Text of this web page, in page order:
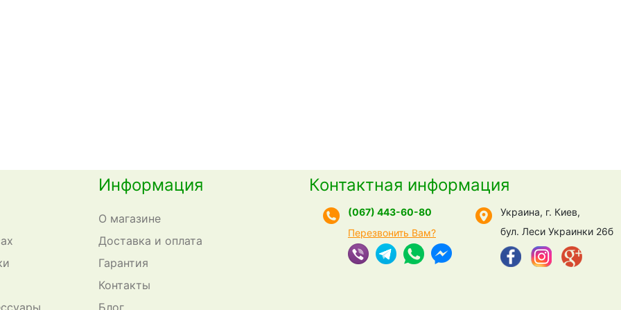
Информация
О магазине
Доставка и оплата
Гарантия
Контакты
Блог
Контактная информация
(067) 443-60-80
Перезвонить Вам?
Украина, г. Киев,
бул. Леси Украинки 26б